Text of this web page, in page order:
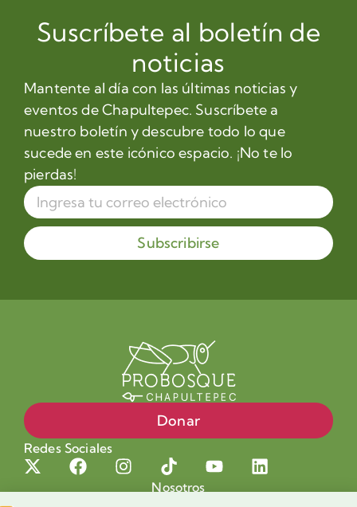
Suscríbete al boletín de
noticias
Mantente al día con las últimas noticias y
eventos de Chapultepec. Suscríbete a
nuestro boletín y descubre todo lo que
sucede en este icónico espacio. ¡No te lo
pierdas!
Subscribirse
Donar
Redes Sociales
Nosotros